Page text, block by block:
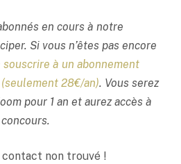
en cours à notre
Si vous n’êtes pas encore
souscrire à un abonnement
(seulement 28€/an). Vous serez
pour 1 an et aurez accès à
non trouvé !